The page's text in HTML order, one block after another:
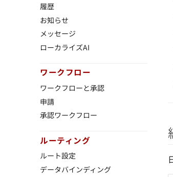
履歴
お知らせ
メッセージ
ローカライズAI
ワークフロー
ワークフローと承認
申請
承認ワークフロー
ルーティング
ルート設定
データバインディング